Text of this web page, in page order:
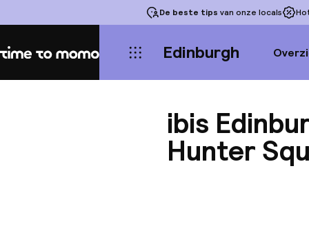
De beste tips van onze locals
Home Edinburgh
ibis
Hunter